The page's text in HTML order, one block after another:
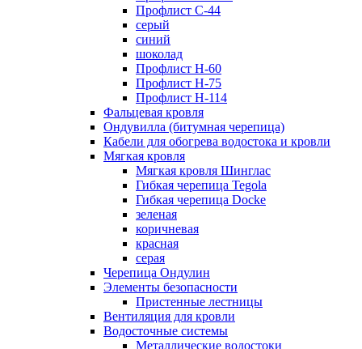
Профлист С-44
серый
синий
шоколад
Профлист Н-60
Профлист Н-75
Профлист H-114
Фальцевая кровля
Ондувилла (битумная черепица)
Кабели для обогрева водостока и кровли
Мягкая кровля
Мягкая кровля Шинглас
Гибкая черепица Tegola
Гибкая черепица Docke
зеленая
коричневая
красная
серая
Черепица Ондулин
Элементы безопасности
Пристенные лестницы
Вентиляция для кровли
Водосточные системы
Металлические водостоки